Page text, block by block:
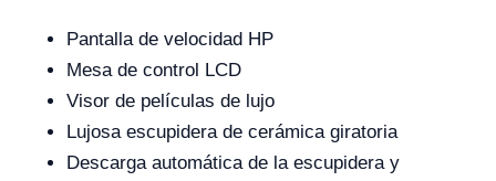
Pantalla de velocidad HP
Mesa de control LCD
Visor de películas de lujo
Lujosa escupidera de cerámica giratoria
Descarga automática de la escupidera y